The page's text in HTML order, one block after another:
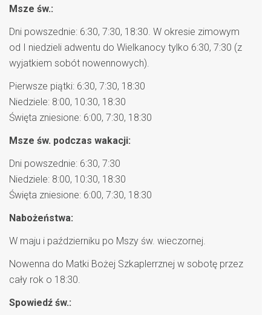
Msze św.:
Dni powszednie: 6:30, 7:30, 18:30. W okresie zimowym
od I niedzieli adwentu do Wielkanocy tylko 6:30, 7:30 (z
wyjatkiem sobót nowennowych).
Pierwsze piątki: 6:30, 7:30, 18:30
Niedziele: 8:00, 10:30, 18:30
Święta zniesione: 6:00, 7:30, 18:30
Msze św. podczas wakacji:
Dni powszednie: 6:30, 7:30
Niedziele: 8:00, 10:30, 18:30
Święta zniesione: 6:00, 7:30, 18:30
Nabożeństwa:
W maju i październiku po Mszy św. wieczornej.
Nowenna do Matki Bożej Szkaplerrznej w sobotę przez
cały rok o 18:30.
Spowiedź św.: